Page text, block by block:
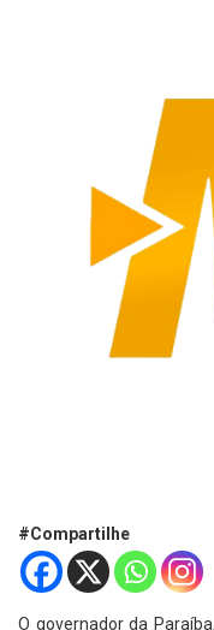
#Compartilhe
O governador da Paraíba,